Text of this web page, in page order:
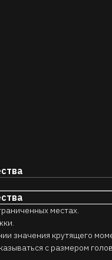
местах.
значения крутящего
с размером